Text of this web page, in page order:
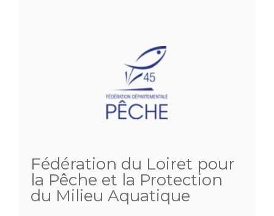
Fédération du Loiret pour
la Pêche et la Protection
du Milieu Aquatique